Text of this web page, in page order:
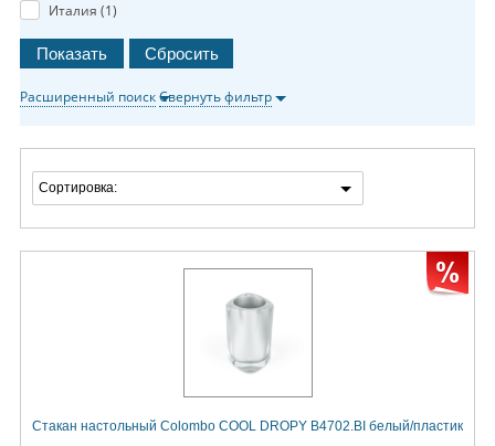
Италия (1)
Расширенный поискСвернуть фильтр
Сортировка:
Стакан настольный Colombo COOL DROPY B4702.BI белый/пластик